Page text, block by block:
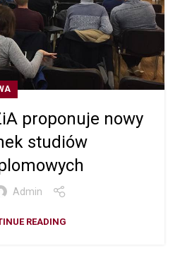
proponuje nowy
studiów
Admin
READING